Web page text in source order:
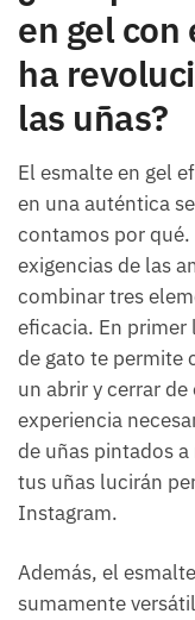
en gel con
ha
las uñas?
El esmalte en gel
en una auténtica
contamos por
exigencias de las
combinar tres
eficacia. En primer
de gato te permite
un abrir y cerrar
experiencia
de uñas pintados
tus uñas lucirán
Instagram.
Además, el
sumamente